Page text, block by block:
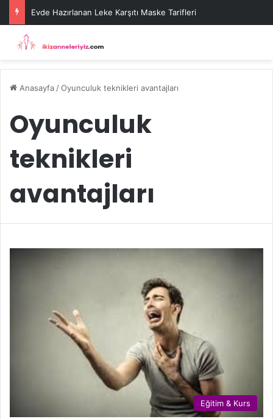
Evde Hazırlanan Leke Karşıtı Maske Tarifleri
Anasayfa /Oyunculuk teknikleri avantajları
Oyunculuk
teknikleri
avantajları
Eğitim & Kurs